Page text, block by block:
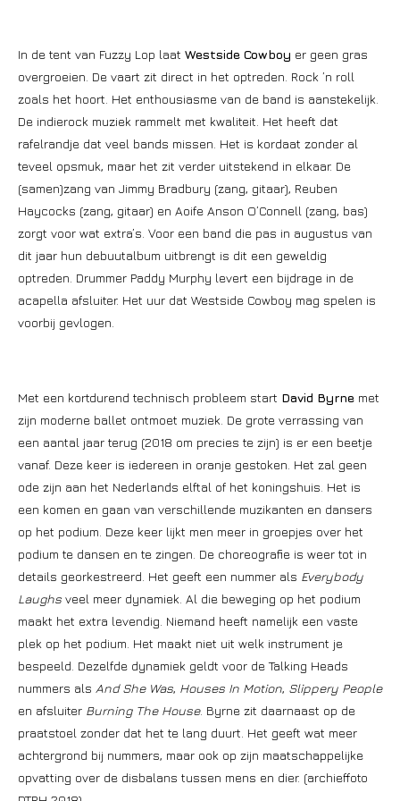
In de tent van Fuzzy Lop laat Westside Cowboy er geen gras
overgroeien. De vaart zit direct in het optreden. Rock ’n roll
zoals het hoort. Het enthousiasme van de band is aanstekelijk.
De indierock muziek rammelt met kwaliteit. Het heeft dat
rafelrandje dat veel bands missen. Het is kordaat zonder al
teveel opsmuk, maar het zit verder uitstekend in elkaar. De
(samen)zang van Jimmy Bradbury (zang, gitaar), Reuben
Haycocks (zang, gitaar) en Aoife Anson O’Connell (zang, bas)
zorgt voor wat extra’s. Voor een band die pas in augustus van
dit jaar hun debuutalbum uitbrengt is dit een geweldig
optreden. Drummer Paddy Murphy levert een bijdrage in de
acapella afsluiter. Het uur dat Westside Cowboy mag spelen is
voorbij gevlogen.
Met een kortdurend technisch probleem start David Byrne met
zijn moderne ballet ontmoet muziek. De grote verrassing van
een aantal jaar terug (2018 om precies te zijn) is er een beetje
vanaf. Deze keer is iedereen in oranje gestoken. Het zal geen
ode zijn aan het Nederlands elftal of het koningshuis. Het is
een komen en gaan van verschillende muzikanten en dansers
op het podium. Deze keer lijkt men meer in groepjes over het
podium te dansen en te zingen. De choreografie is weer tot in
details georkestreerd. Het geeft een nummer als Everybody
Laughs veel meer dynamiek. Al die beweging op het podium
maakt het extra levendig. Niemand heeft namelijk een vaste
plek op het podium. Het maakt niet uit welk instrument je
bespeeld. Dezelfde dynamiek geldt voor de Talking Heads
nummers als And She Was, Houses In Motion, Slippery People
en afsluiter Burning The House. Byrne zit daarnaast op de
praatstoel zonder dat het te lang duurt. Het geeft wat meer
achtergrond bij nummers, maar ook op zijn maatschappelijke
opvatting over de disbalans tussen mens en dier. (archieffoto